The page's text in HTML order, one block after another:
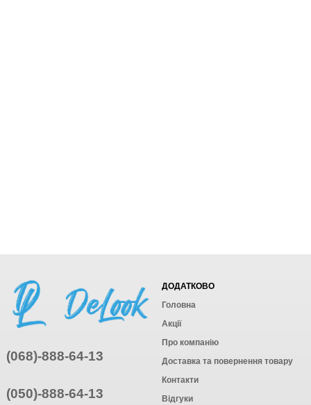
(068)-888-64-13
(050)-888-64-13
ДОДАТКОВО
Головна
Акції
Про компанію
Доставка та повернення товару
Контакти
Відгуки